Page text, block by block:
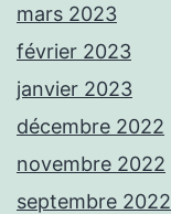
mars 2023
février 2023
janvier 2023
décembre 2022
novembre 2022
septembre 2022